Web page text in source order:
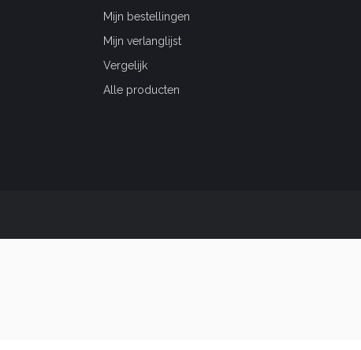
Mijn bestellingen
Mijn verlanglijst
Vergelijk
Alle producten